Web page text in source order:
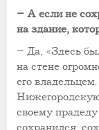
– А если не
на здание,
– Да, «Здесь
на стене
его
своему